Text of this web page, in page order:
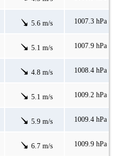
5.6 m/s 1007.3 hPa
5.1 m/s 1007.9 hPa
4.8 m/s 1008.4 hPa
5.1 m/s 1009.2 hPa
5.9 m/s 1009.4 hPa
6.7 m/s 1009.9 hPa